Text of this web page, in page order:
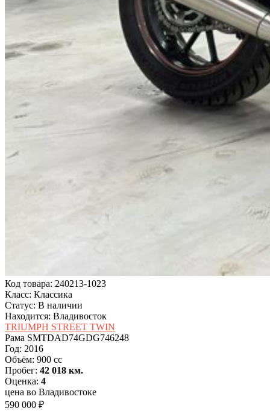
Код товара: 240213-1023
Класс: Классика
Статус: В наличии
Находится: Владивосток
TRIUMPH STREET TWIN
Рама SMTDAD74GDG746248
Год: 2016
Объём: 900 cc
Пробег: 42 018 км.
Оценка: 4
цена во Владивостоке
590 000 ₽